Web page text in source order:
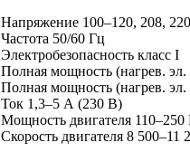
Напряжение 100–120, 208,
Частота 50/60 Гц
Электробезопасность класс I
Полная мощность (нагрев.
Полная мощность (нагрев.
Ток 1,3–5 А (230 В)
Мощность двигателя 110–250
Скорость двигателя 8 500–11